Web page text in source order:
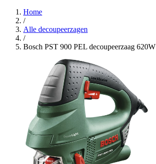
Home
/
Alle decoupeerzagen
/
Bosch PST 900 PEL decoupeerzaag 620W